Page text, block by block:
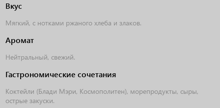
Вкус
Мягкий, с нотками ржаного хлеба и злаков.
Аромат
Нейтральный, свежий.
Гастрономические сочетания
Коктейли (Блади Мэри, Космополитен), морепродукты, сыры,
острые закуски.